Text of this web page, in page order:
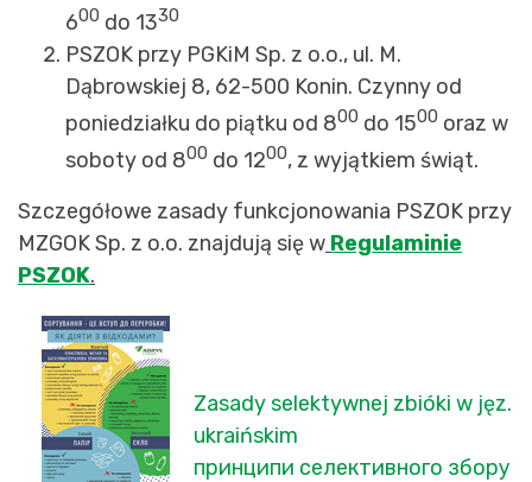
600 do 1330
PSZOK przy PGKiM Sp. z o.o., ul. M.
Dąbrowskiej 8, 62-500 Konin. Czynny od
poniedziałku do piątku od 800 do 1500 oraz w
soboty od 800 do 1200, z wyjątkiem świąt.
Szczegółowe zasady funkcjonowania PSZOK przy
MZGOK Sp. z o.o. znajdują się w Regulaminie
PSZOK.
Zasady selektywnej zbióki w jęz.
ukraińskim
принципи селективного збору